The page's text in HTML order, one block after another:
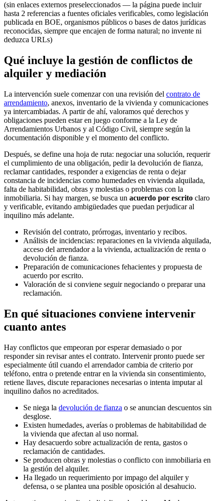
(sin enlaces externos preseleccionados — la página puede incluir
hasta 2 referencias a fuentes oficiales verificables, como legislación
publicada en BOE, organismos públicos o bases de datos jurídicas
reconocidas, siempre que encajen de forma natural; no invente ni
deduzca URLs)
Qué incluye la gestión de conflictos de
alquiler y mediación
La intervención suele comenzar con una revisión del contrato de
arrendamiento, anexos, inventario de la vivienda y comunicaciones
ya intercambiadas. A partir de ahí, valoramos qué derechos y
obligaciones pueden estar en juego conforme a la Ley de
Arrendamientos Urbanos y al Código Civil, siempre según la
documentación disponible y el momento del conflicto.
Después, se define una hoja de ruta: negociar una solución, requerir
el cumplimiento de una obligación, pedir la devolución de fianza,
reclamar cantidades, responder a exigencias de renta o dejar
constancia de incidencias como humedades en vivienda alquilada,
falta de habitabilidad, obras y molestias o problemas con la
inmobiliaria. Si hay margen, se busca un acuerdo por escrito claro
y verificable, evitando ambigüedades que puedan perjudicar al
inquilino más adelante.
Revisión del contrato, prórrogas, inventario y recibos.
Análisis de incidencias: reparaciones en la vivienda alquilada,
acceso del arrendador a la vivienda, actualización de renta o
devolución de fianza.
Preparación de comunicaciones fehacientes y propuesta de
acuerdo por escrito.
Valoración de si conviene seguir negociando o preparar una
reclamación.
En qué situaciones conviene intervenir
cuanto antes
Hay conflictos que empeoran por esperar demasiado o por
responder sin revisar antes el contrato. Intervenir pronto puede ser
especialmente útil cuando el arrendador cambia de criterio por
teléfono, entra o pretende entrar en la vivienda sin consentimiento,
retiene llaves, discute reparaciones necesarias o intenta imputar al
inquilino daños no acreditados.
Se niega la devolución de fianza o se anuncian descuentos sin
desglose.
Existen humedades, averías o problemas de habitabilidad de
la vivienda que afectan al uso normal.
Hay desacuerdo sobre actualización de renta, gastos o
reclamación de cantidades.
Se producen obras y molestias o conflicto con inmobiliaria en
la gestión del alquiler.
Ha llegado un requerimiento por impago del alquiler y
defensa, o se plantea una posible oposición al desahucio.